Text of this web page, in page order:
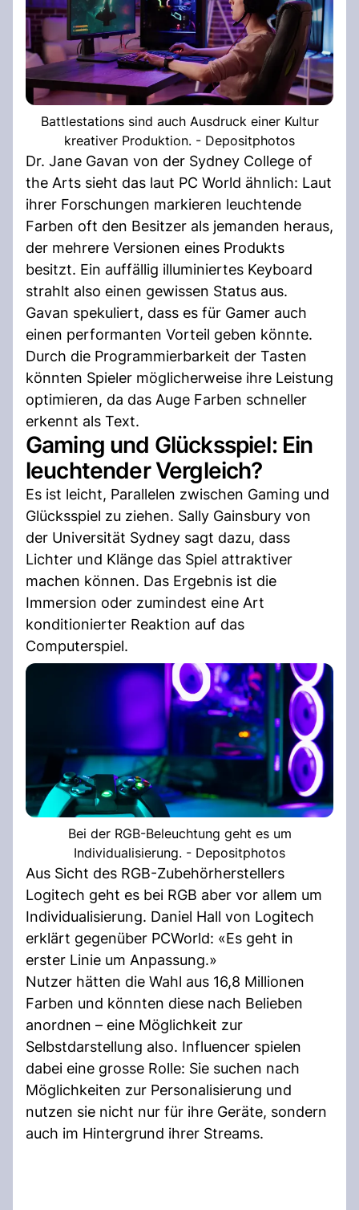
Battlestations sind auch Ausdruck einer Kultur
kreativer Produktion. - Depositphotos
Dr. Jane Gavan von der Sydney College of
the Arts sieht das laut PC World ähnlich: Laut
ihrer Forschungen markieren leuchtende
Farben oft den Besitzer als jemanden heraus,
der mehrere Versionen eines Produkts
besitzt. Ein auffällig illuminiertes Keyboard
strahlt also einen gewissen Status aus.
Gavan spekuliert, dass es für Gamer auch
einen performanten Vorteil geben könnte.
Durch die Programmierbarkeit der Tasten
könnten Spieler möglicherweise ihre Leistung
optimieren, da das Auge Farben schneller
erkennt als Text.
Gaming und Glücksspiel: Ein
leuchtender Vergleich?
Es ist leicht, Parallelen zwischen Gaming und
Glücksspiel zu ziehen. Sally Gainsbury von
der Universität Sydney sagt dazu, dass
Lichter und Klänge das Spiel attraktiver
machen können. Das Ergebnis ist die
Immersion oder zumindest eine Art
konditionierter Reaktion auf das
Computerspiel.
Bei der RGB-Beleuchtung geht es um
Individualisierung. - Depositphotos
Aus Sicht des RGB-Zubehörherstellers
Logitech geht es bei RGB aber vor allem um
Individualisierung. Daniel Hall von Logitech
erklärt gegenüber PCWorld: «Es geht in
erster Linie um Anpassung.»
Nutzer hätten die Wahl aus 16,8 Millionen
Farben und könnten diese nach Belieben
anordnen – eine Möglichkeit zur
Selbstdarstellung also. Influencer spielen
dabei eine grosse Rolle: Sie suchen nach
Möglichkeiten zur Personalisierung und
nutzen sie nicht nur für ihre Geräte, sondern
auch im Hintergrund ihrer Streams.